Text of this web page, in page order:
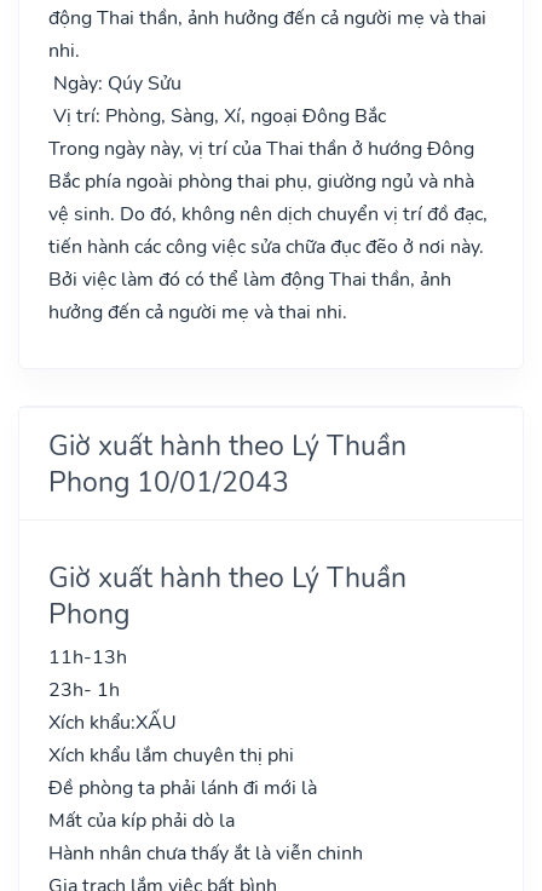
động Thai thần, ảnh hưởng đến cả người mẹ và thai
nhi.
Ngày: Qúy Sửu
Vị trí: Phòng, Sàng, Xí, ngoại Đông Bắc
Trong ngày này, vị trí của Thai thần ở hướng Đông
Bắc phía ngoài phòng thai phụ, giường ngủ và nhà
vệ sinh. Do đó, không nên dịch chuyển vị trí đồ đạc,
tiến hành các công việc sửa chữa đục đẽo ở nơi này.
Bởi việc làm đó có thể làm động Thai thần, ảnh
hưởng đến cả người mẹ và thai nhi.
Giờ xuất hành theo Lý Thuần
Phong 10/01/2043
Giờ xuất hành theo Lý Thuần
Phong
11h-13h
23h- 1h
Xích khẩu:XẤU
Xích khẩu lắm chuyên thị phi
Đề phòng ta phải lánh đi mới là
Mất của kíp phải dò la
Hành nhân chưa thấy ắt là viễn chinh